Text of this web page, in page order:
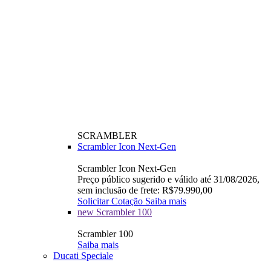
SCRAMBLER
Scrambler Icon Next-Gen
Scrambler Icon Next-Gen
Preço público sugerido e válido até 31/08/2026,
sem inclusão de frete: R$79.990,00
Solicitar Cotação Saiba mais
new Scrambler 100
Scrambler 100
Saiba mais
Ducati Speciale